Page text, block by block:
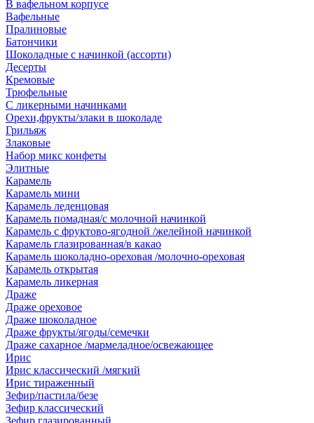
В вафельном корпусе
Вафельные
Пралиновые
Батончики
Шоколадные с начинкой (ассорти)
Десерты
Кремовые
Трюфельные
С ликерными начинками
Орехи,фрукты/злаки в шоколаде
Грильяж
Злаковые
Набор микс конфеты
Элитные
Карамель
Карамель мини
Карамель леденцовая
Карамель помадная/с молочной начинкой
Карамель с фруктово-ягодной /желейной начинкой
Карамель глазированная/в какао
Карамель шоколадно-ореховая /молочно-ореховая
Карамель открытая
Карамель ликерная
Драже
Драже ореховое
Драже шоколадное
Драже фрукты/ягоды/семечки
Драже сахарное /мармеладное/освежающее
Ирис
Ирис классический /мягкий
Ирис тираженный
Зефир/пастила/безе
Зефир классический
Зефир глазированный